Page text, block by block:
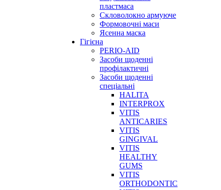
пластмаса
Скловолокно армуюче
Формовочні маси
Ясенна маска
Гігієна
PERIO-AID
Засоби щоденні
профілактичні
Засоби щоденні
спеціальні
HALITA
INTERPROX
VITIS
ANTICARIES
VITIS
GINGIVAL
VITIS
HEALTHY
GUMS
VITIS
ORTHODONTIC